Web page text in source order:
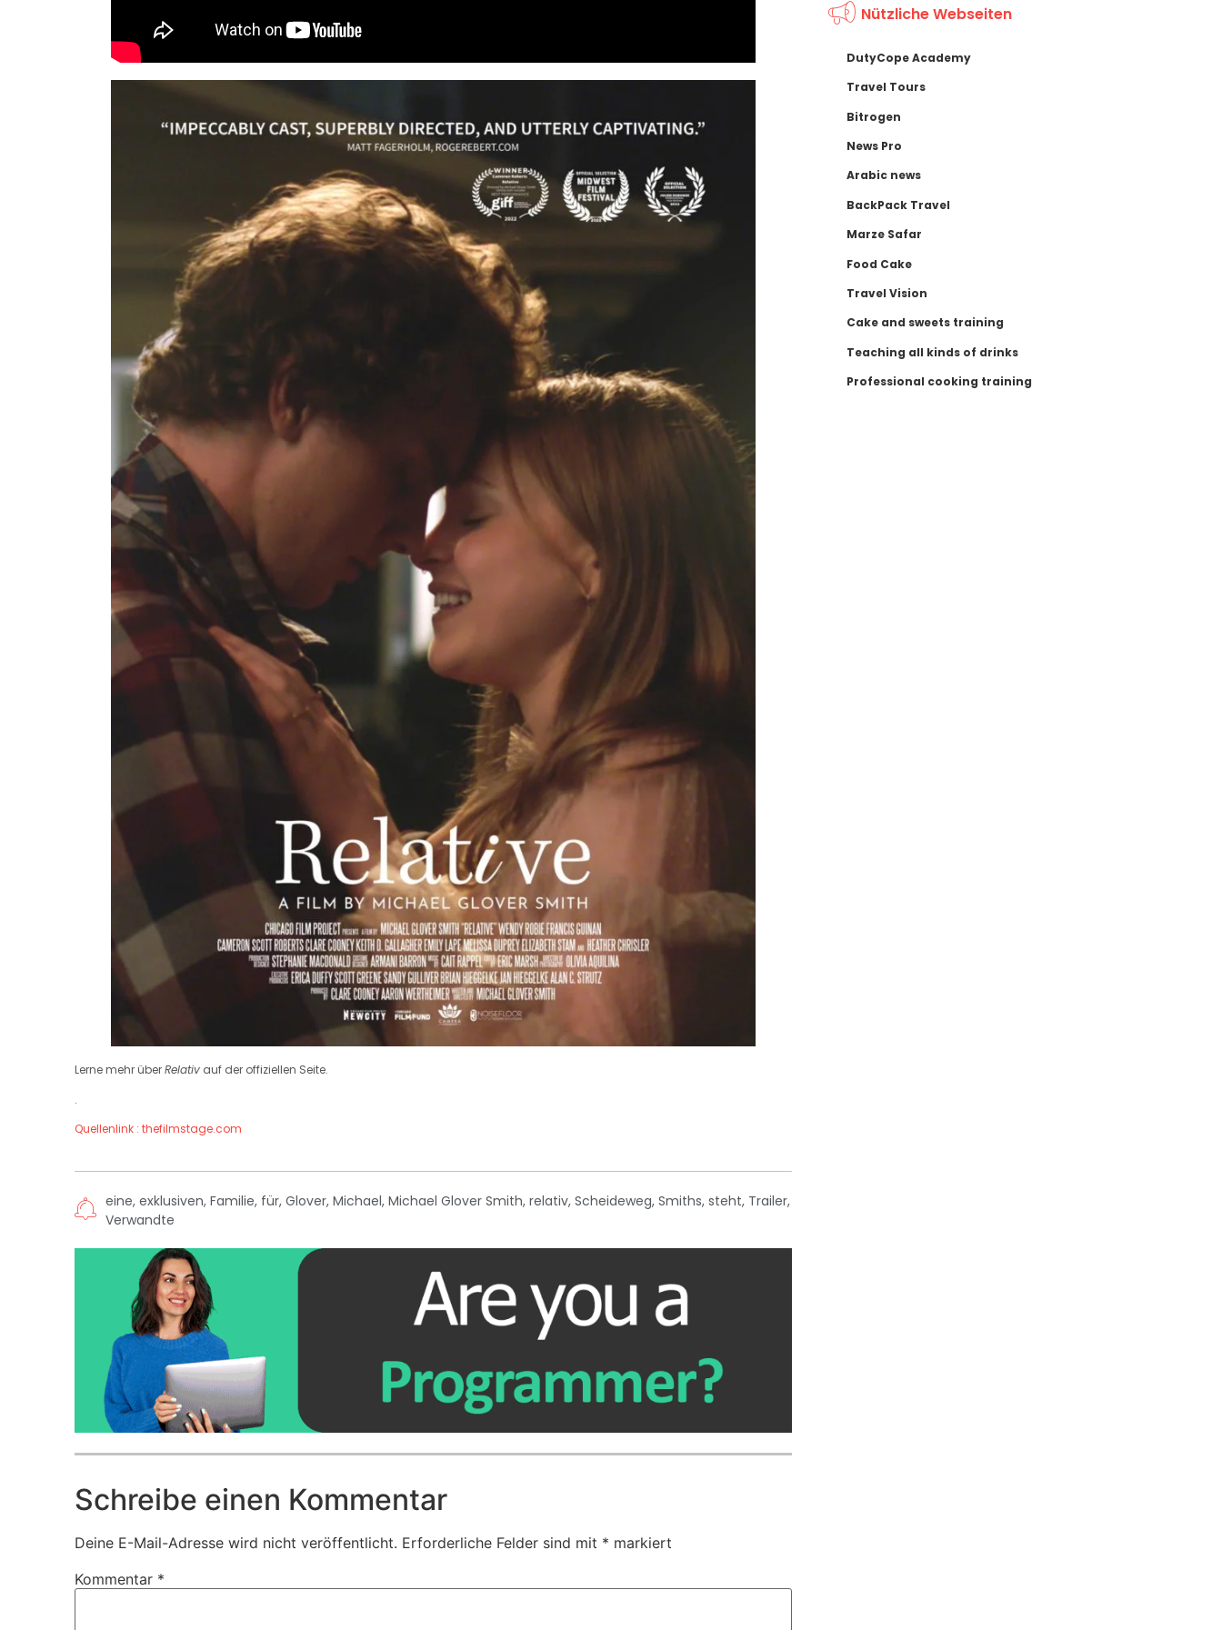
Lerne mehr überRelativ auf der offiziellen Seite.
.
Quellenlink : thefilmstage.com
eine, exklusiven, Familie, für, Glover, Michael, Michael Glover Smith, relativ, Scheideweg, Smiths, steht, Trailer,
Verwandte
Schreibe einen Kommentar
Deine E-Mail-Adresse wird nicht veröffentlicht. Erforderliche Felder sind mit * markiert
Kommentar *
Nützliche Webseiten
DutyCope Academy
Travel Tours
Bitrogen
News Pro
Arabic news
BackPack Travel
Marze Safar
Food Cake
Travel Vision
Cake and sweets training
Teaching all kinds of drinks
Professional cooking training